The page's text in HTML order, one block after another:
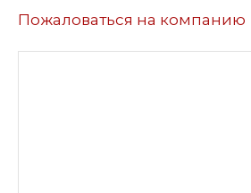
Пожаловаться на компанию